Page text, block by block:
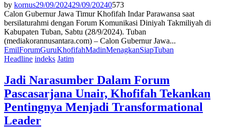
by kornus29/09/202429/09/20240573
Calon Gubernur Jawa Timur Khofifah Indar Parawansa saat
bersilaturahmi dengan Forum Komunikasi Diniyah Takmiliyah di
Kabupaten Tuban, Sabtu (28/9/2024). Tuban
(mediakorannusantara.com) – Calon Gubernur Jawa...
EmilForumGuruKhofifahMadinMenagkanSiapTuban
Headline indeks Jatim
Jadi Narasumber Dalam Forum
Pascasarjana Unair, Khofifah Tekankan
Pentingnya Menjadi Transformational
Leader